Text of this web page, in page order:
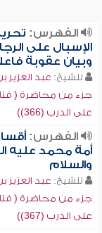
الفهرس:
الإسبال على
وبيان عقوبة
للشيخ: عبد العزيز
جزء من محاضرة (
على الدرب (366))
الفهرس:
أمة محمد عليه
والسلام
للشيخ: عبد العزيز
جزء من محاضرة (
على الدرب (367))